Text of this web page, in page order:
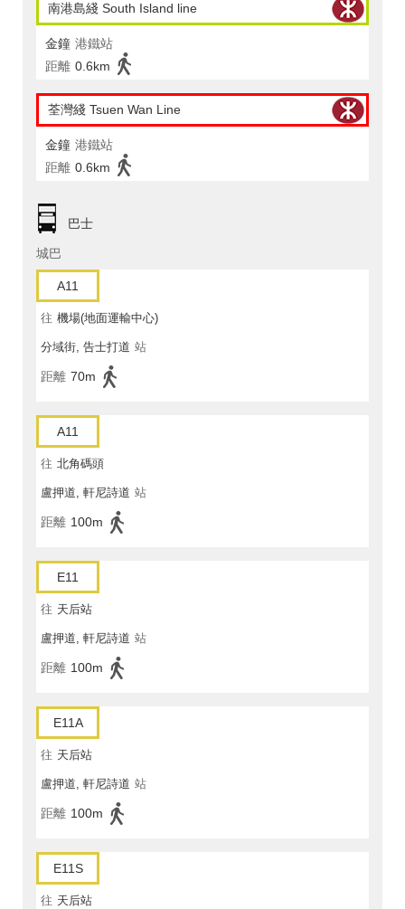
南港島綫 South Island line
金鐘 港鐵站
距離 0.6km
荃灣綫 Tsuen Wan Line
金鐘 港鐵站
距離 0.6km
巴士
城巴
A11
往 機場(地面運輸中心)
分域街, 告士打道 站
距離 70m
A11
往 北角碼頭
盧押道, 軒尼詩道 站
距離 100m
E11
往 天后站
盧押道, 軒尼詩道 站
距離 100m
E11A
往 天后站
盧押道, 軒尼詩道 站
距離 100m
E11S
往 天后站